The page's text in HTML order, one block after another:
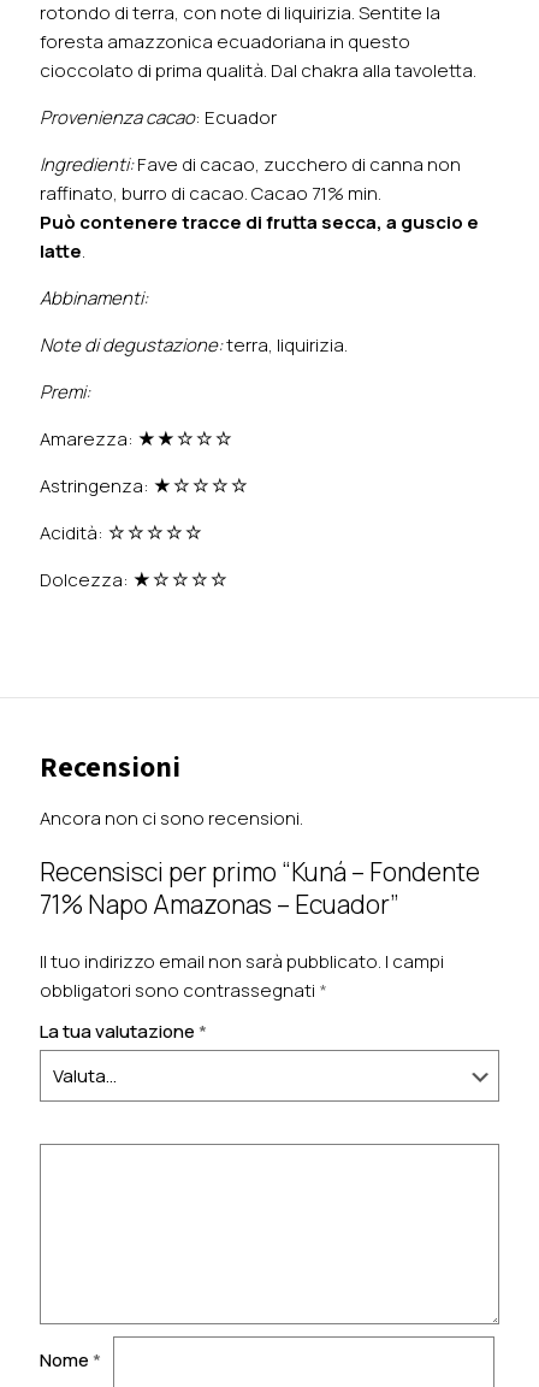
rotondo di terra, con note di liquirizia. Sentite la
foresta amazzonica ecuadoriana in questo
cioccolato di prima qualità. Dal chakra alla tavoletta.
Provenienza cacao: Ecuador
Ingredienti:Fave di cacao, zucchero di canna non
raffinato, burro di cacao. Cacao 71% min.
Può contenere tracce di frutta secca, a guscio e
latte.
Abbinamenti:
Note di degustazione:terra, liquirizia.
Premi:
Amarezza: ★★☆☆☆
Astringenza: ★☆☆☆☆
Acidità: ☆☆☆☆☆
Dolcezza: ★☆☆☆☆
Recensioni
Ancora non ci sono recensioni.
Recensisci per primo “Kuná – Fondente
71% Napo Amazonas – Ecuador”
Il tuo indirizzo email non sarà pubblicato. I campi
obbligatori sono contrassegnati *
La tua valutazione *
Nome *